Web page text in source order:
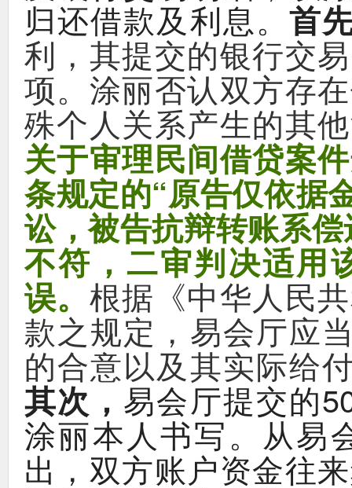
归还借款及利息。 首
利
， 其提交的银行交
项。 涂丽否认双方存
殊个人关系产生的其
关于审理民间借贷案
条规定的“原告仅依据
讼，被告抗辩转账系
不符 ， 二审判决适用
误。 根据 《中华人民
款之规定 ， 易会厅应
的合意以及其实际给
其次 ， 易会厅提交的
涂丽本人书写 。
从易
出 ， 双方账户资金往